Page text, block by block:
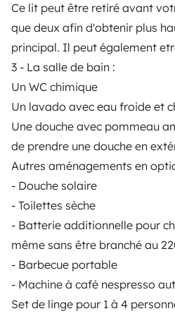
Ce lit peut être retiré avant
que deux afin d'obtenir plus
principal. Il peut également
3 - La salle de bain :
Un WC chimique
Un lavado avec eau froide et
Une douche avec pommeau
de prendre une douche en
Autres aménagements en
- Douche solaire
- Toilettes sèche
- Batterie additionnelle pour
même sans être branché au
- Barbecue portable
- Machine à café nespresso
Set de linge pour 1 à 4
Die Bewertungen unserer User
Hilfe für Mieter
VERMIETER
Wohnmobil vermieten
Mietvertrag
Mietversicherung
Mietpannenhilfe
Hilfe für Vermieter